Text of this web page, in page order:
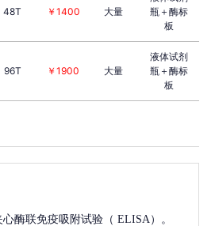
48T ￥1400 大量
瓶＋酶标
板
96T ￥1900 大量
液体试剂
瓶＋酶标
板
酶联免疫吸附试验（ ELISA）。